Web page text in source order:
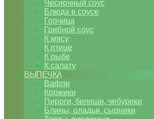
Чесночный соус
Блюда в соусе
Горчица
Грибной соус
К мясу
К птице
К рыбе
К салату
ВЫПЕЧКА
Вафли
Коржики
Пироги, беляши, чебуреки
Блины, оладьи, сырники